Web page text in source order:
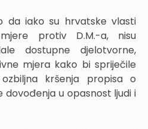
da iako su hrvatske vlasti
protiv D.M.-a, nisu
dostupne djelotvorne,
mjera kako bi spriječile
kršenja propisa o
u opasnost ljudi i